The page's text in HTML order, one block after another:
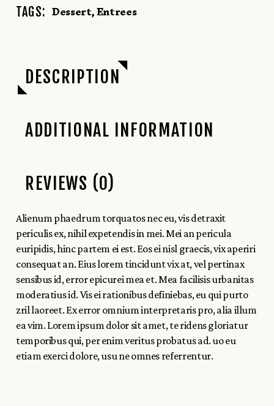
TAGS: Dessert,Entrees
DESCRIPTION
ADDITIONAL INFORMATION
REVIEWS (0)
Alienum phaedrum torquatos nec eu, vis detraxit
periculis ex, nihil expetendis in mei. Mei an pericula
euripidis, hinc partem ei est. Eos ei nisl graecis, vix aperiri
consequat an. Eius lorem tincidunt vix at, vel pertinax
sensibus id, error epicurei mea et. Mea facilisis urbanitas
moderatius id. Vis ei rationibus definiebas, eu qui purto
zril laoreet. Ex error omnium interpretaris pro, alia illum
ea vim. Lorem ipsum dolor sit amet, te ridens gloriatur
temporibus qui, per enim veritus probatus ad. uo eu
etiam exerci dolore, usu ne omnes referrentur.